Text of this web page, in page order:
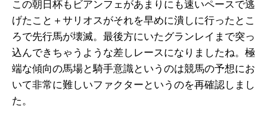
この朝日杯もビアンフェがあまりにも速いペースで逃
げたこと＋サリオスがそれを早めに潰しに行ったとこ
ろで先行馬が壊滅。最後方にいたグランレイまで突っ
込んできちゃうような差しレースになりましたね。極
端な傾向の馬場と騎手意識というのは競馬の予想にお
いて非常に難しいファクターというのを再確認しまし
た。